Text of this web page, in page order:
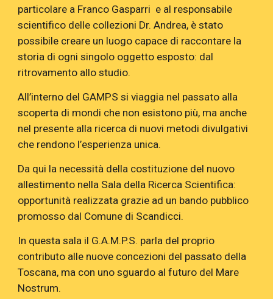
particolare a Franco Gasparri e al responsabile
scientifico delle collezioni Dr. Andrea, è stato
possibile creare un luogo capace di raccontare la
storia di ogni singolo oggetto esposto: dal
ritrovamento allo studio.
All’interno del GAMPS si viaggia nel passato alla
scoperta di mondi che non esistono più, ma anche
nel presente alla ricerca di nuovi metodi divulgativi
che rendono l’esperienza unica.
Da qui la necessità della costituzione del nuovo
allestimento nella Sala della Ricerca Scientifica:
opportunità realizzata grazie ad un bando pubblico
promosso dal Comune di Scandicci.
In questa sala il G.A.M.P.S. parla del proprio
contributo alle nuove concezioni del passato della
Toscana, ma con uno sguardo al futuro del Mare
Nostrum.